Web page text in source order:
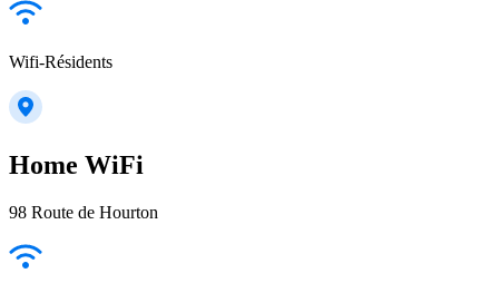
Wifi-Résidents
Home WiFi
98 Route de Hourton